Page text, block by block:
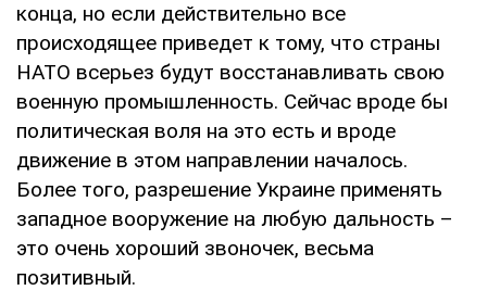
конца, но если действительно все
происходящее приведет к тому, что страны
НАТО всерьез будут восстанавливать свою
военную промышленность. Сейчас вроде бы
политическая воля на это есть и вроде
движение в этом направлении началось.
Более того, разрешение Украине применять
западное вооружение на любую дальность –
это очень хороший звоночек, весьма
позитивный.